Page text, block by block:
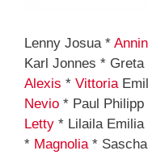
Lenny Josua *
Karl Jonnes *
Alexis * Vittoria
Nevio * Paul Philipp
Letty * Lilaila Emilia
* Magnolia *